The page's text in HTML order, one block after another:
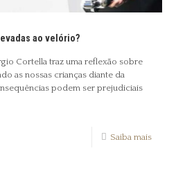
ao velório?
Cortella traz uma reflexão sobre
as nossas crianças diante da
podem ser prejudiciais
Saiba mais